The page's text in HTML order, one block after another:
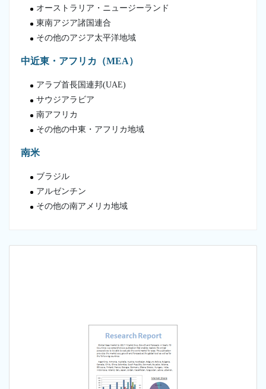
オーストラリア・ニュージーランド
東南アジア諸国連合
その他のアジア太平洋地域
中近東・アフリカ（MEA）
アラブ首長国連邦(UAE)
サウジアラビア
南アフリカ
その他の中東・アフリカ地域
南米
ブラジル
アルゼンチン
その他の南アメリカ地域